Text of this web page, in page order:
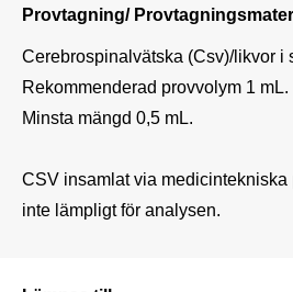
Provtagning/
Cerebrospinalvätska (Csv)/likvor i
Rekommenderad provvolym 1 mL.
Minsta mängd 0,5 mL.
CSV insamlat via medicintekniska
inte lämpligt för analysen.